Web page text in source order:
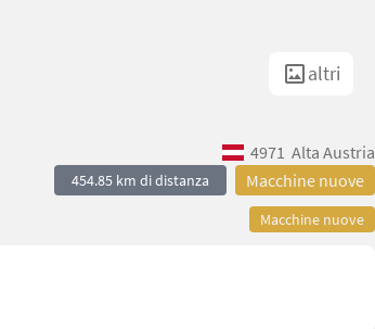
altri
4971 Alta Austria
454.85 km di distanza Macchine nuove
Macchine nuove